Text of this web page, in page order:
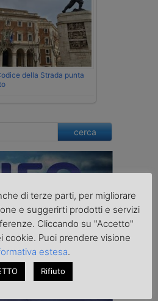
della Strada punta
cerca
di terze parti, per migliorare
e suggerirti prodotti e servizi
Cliccando su "Accetto"
cookie. Puoi prendere visione
estesa.
Rifiuto